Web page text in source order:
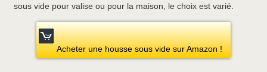
sous vide pour valise ou pour la maison, le choix est varié.
Acheter une housse sous vide sur Amazon !